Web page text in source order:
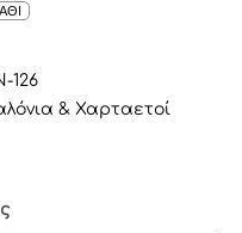
126
& Χαρταετοί